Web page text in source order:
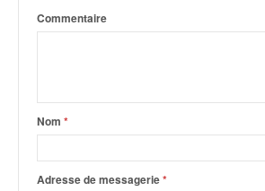
Commentaire
Nom *
Adresse de messagerie*